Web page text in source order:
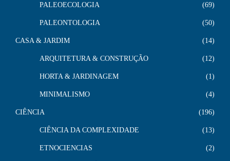
PALEOECOLOGIA 69
PALEONTOLOGIA 50
CASA & JARDIM 14
ARQUITETURA & CONSTRUÇÃO 12
HORTA & JARDINAGEM 1
MINIMALISMO 4
CIÊNCIA 196
CIÊNCIA DA COMPLEXIDADE 13
ETNOCIENCIAS 2